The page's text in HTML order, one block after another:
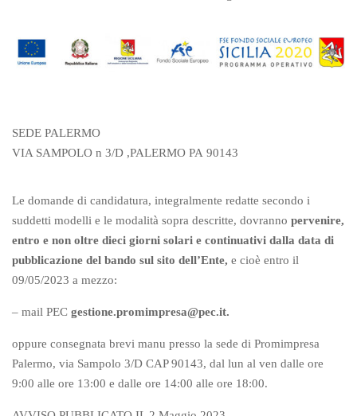
SEDE PALERMO
VIA SAMPOLO n 3/D ,PALERMO PA 90143
Le domande di candidatura, integralmente redatte secondo i
suddetti modelli e le modalità sopra descritte, dovranno pervenire,
entro e non oltre dieci giorni solari e continuativi dalla data di
pubblicazione del bando sul sito dell’Ente, e cioè entro il
09/05/2023 a mezzo:
– mail PEC gestione.promimpresa@pec.it.
oppure consegnata brevi manu presso la sede di Promimpresa
Palermo, via Sampolo 3/D CAP 90143, dal lun al ven dalle ore
9:00 alle ore 13:00 e dalle ore 14:00 alle ore 18:00.